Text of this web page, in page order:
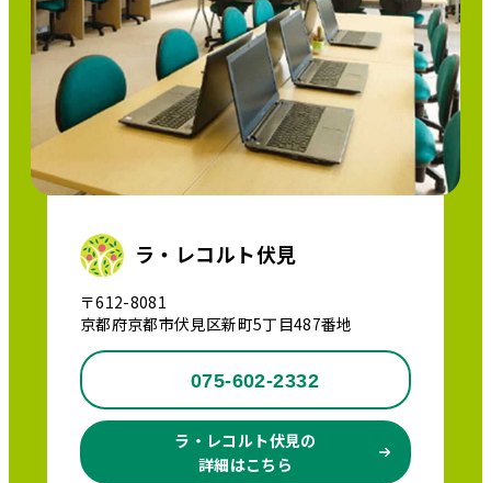
ラ・レコルト伏見
〒612-8081
京都府京都市伏見区新町5丁目487番地
075-602-2332
ラ・レコルト伏見の
詳細はこちら